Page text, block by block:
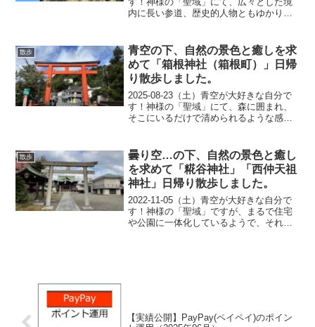
内に長い参道、歴史的人物ともゆかりが
が良くて、自然の中にいる感じなので、
自然が好きで癒...
散歩
青空の下、自然の景色と癒しを求
めて「箱根神社（箱根町）」日帰
り散歩しました。
2025-08-23（土）青空が大好きな自分で
す！神様の「聖域」にて、森に囲まれ、
そこにいるだけで清められるような感
の自然の中で、心が奪われるような空間
と感動を感じるこ...
散歩
曇り空…の下、自然の景色と癒し
を求めて「糀谷神社」「西仲天祖
神社」日帰り散歩しました。
2022-11-05（土）青空が大好きな自分で
す！神様の「聖域」ですが、まるで住宅
や公園に一体化しているようで、それで
【実績公開】PayPay(ペイペイ)のポイン